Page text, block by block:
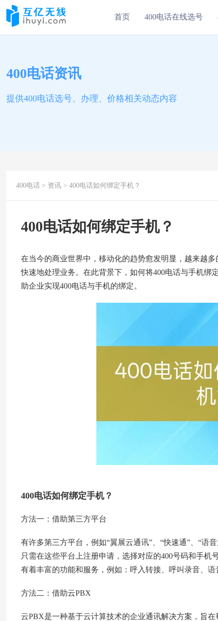
首页 400电话在线选号
400电话资讯
提供400电话选号、办理、价格相关动态内容
400电话 > 资讯 > 400电话如何绑定手机？
400电话如何绑定手机？
在当今的商业世界中，移动化的趋势愈发明显，越来越
快速地处理业务。在此背景下，如何将400电话与手机
助企业实现400电话与手机的绑定。
400电话如何绑定手机？
方法一：借助第三方平台
有许多第三方平台，例如“翼展云通讯”、“快速通”、“语
只需在这些平台上注册申请，选择对应的400号码和手
有着丰富的功能和服务，例如：呼入转接、呼叫录音、
方法二：借助云PBX
云PBX是一种基于云计算技术的企业通讯解决方案，旨